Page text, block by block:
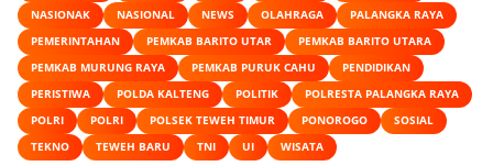
NASIONAK
NASIONAL NEWS OLAHRAGA
PALANGKA RAYA
PEMERINTAHAN
PEMKAB BARITO UTAR
PEMKAB BARITO UTARA
PEMKAB MURUNG RAYA
PEMKAB PURUK CAHU
PENDIDIKAN
PERISTIWA
POLDA KALTENG POLITIK
POLRESTA PALANGKA RAYA
POLRI
POLRI POLSEK TEWEH TIMUR PONOROGO
SOSIAL
TEKNO
TEWEH BARU TNI UI WISATA